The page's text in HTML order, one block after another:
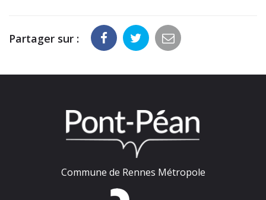
Partager sur :
Commune de Rennes Métropole